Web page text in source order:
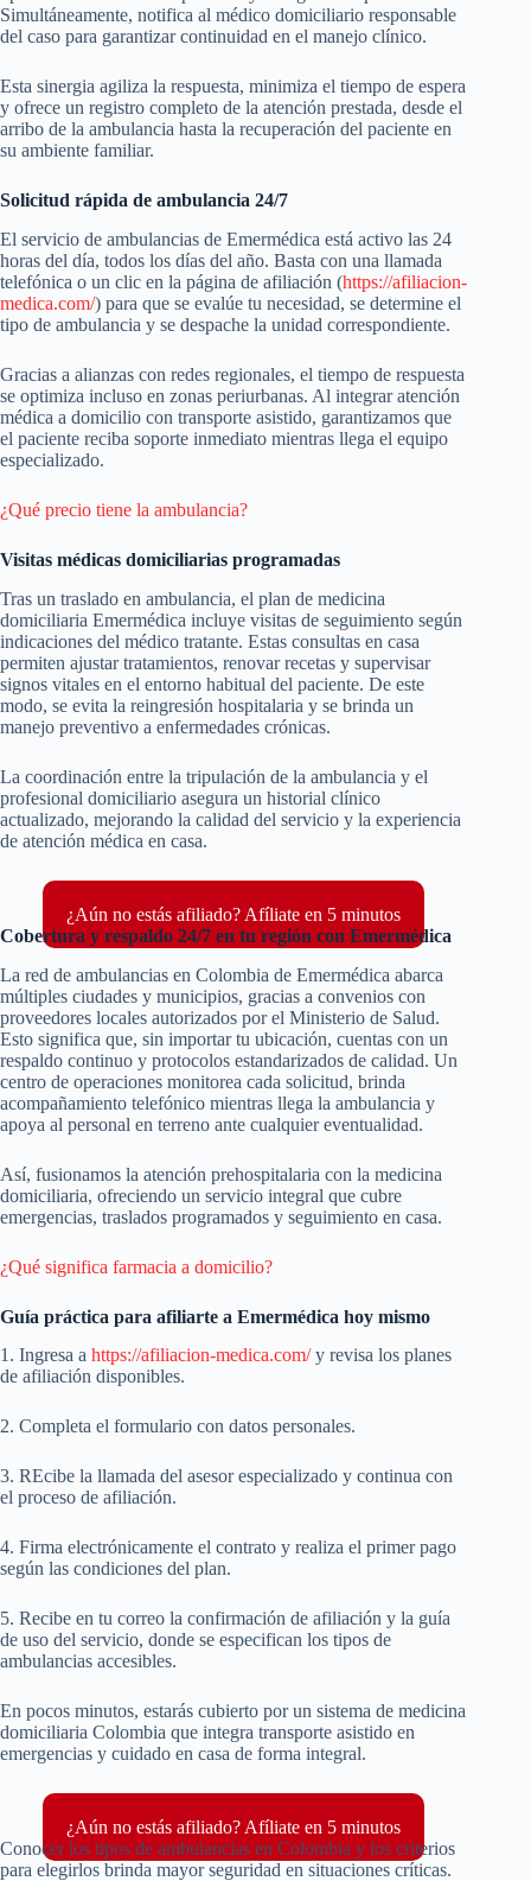
Simultáneamente, notifica al médico domiciliario responsable
del caso para garantizar continuidad en el manejo clínico.
Esta sinergia agiliza la respuesta, minimiza el tiempo de espera
y ofrece un registro completo de la atención prestada, desde el
arribo de la ambulancia hasta la recuperación del paciente en
su ambiente familiar.
Solicitud rápida de ambulancia 24/7
El servicio de ambulancias de Emermédica está activo las 24
horas del día, todos los días del año. Basta con una llamada
telefónica o un clic en la página de afiliación (https://afiliacion-
medica.com/) para que se evalúe tu necesidad, se determine el
tipo de ambulancia y se despache la unidad correspondiente.
Gracias a alianzas con redes regionales, el tiempo de respuesta
se optimiza incluso en zonas periurbanas. Al integrar atención
médica a domicilio con transporte asistido, garantizamos que
el paciente reciba soporte inmediato mientras llega el equipo
especializado.
¿Qué precio tiene la ambulancia?
Visitas médicas domiciliarias programadas
Tras un traslado en ambulancia, el plan de medicina
domiciliaria Emermédica incluye visitas de seguimiento según
indicaciones del médico tratante. Estas consultas en casa
permiten ajustar tratamientos, renovar recetas y supervisar
signos vitales en el entorno habitual del paciente. De este
modo, se evita la reingresión hospitalaria y se brinda un
manejo preventivo a enfermedades crónicas.
La coordinación entre la tripulación de la ambulancia y el
profesional domiciliario asegura un historial clínico
actualizado, mejorando la calidad del servicio y la experiencia
de atención médica en casa.
¿Aún no estás afiliado? Afíliate en 5 minutos
Cobertura y respaldo 24/7 en tu región con Emermédica
La red de ambulancias en Colombia de Emermédica abarca
múltiples ciudades y municipios, gracias a convenios con
proveedores locales autorizados por el Ministerio de Salud.
Esto significa que, sin importar tu ubicación, cuentas con un
respaldo continuo y protocolos estandarizados de calidad. Un
centro de operaciones monitorea cada solicitud, brinda
acompañamiento telefónico mientras llega la ambulancia y
apoya al personal en terreno ante cualquier eventualidad.
Así, fusionamos la atención prehospitalaria con la medicina
domiciliaria, ofreciendo un servicio integral que cubre
emergencias, traslados programados y seguimiento en casa.
¿Qué significa farmacia a domicilio?
Guía práctica para afiliarte a Emermédica hoy mismo
1. Ingresa a https://afiliacion-medica.com/y revisa los planes
de afiliación disponibles.
2. Completa el formulario con datos personales.
3. REcibe la llamada del asesor especializado y continua con
el proceso de afiliación.
4. Firma electrónicamente el contrato y realiza el primer pago
según las condiciones del plan.
5. Recibe en tu correo la confirmación de afiliación y la guía
de uso del servicio, donde se especifican los tipos de
ambulancias accesibles.
En pocos minutos, estarás cubierto por un sistema de medicina
domiciliaria Colombia que integra transporte asistido en
emergencias y cuidado en casa de forma integral.
¿Aún no estás afiliado? Afíliate en 5 minutos
Conocer los tipos de ambulancias en Colombia y los criterios
para elegirlos brinda mayor seguridad en situaciones críticas.